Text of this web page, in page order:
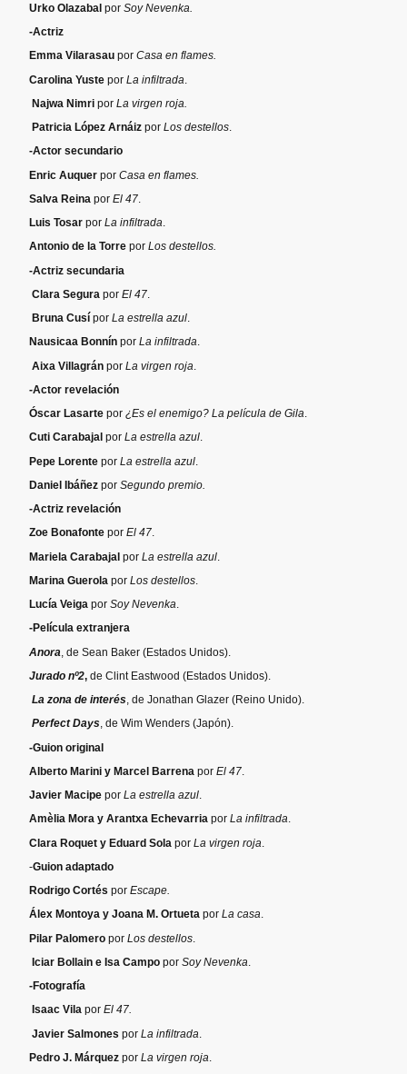
Urko Olazabal por Soy Nevenka.
-Actriz
Emma Vilarasau por Casa en flames.
Carolina Yuste por La infiltrada
Najwa Nimri por La virgen roja.
Patricia López Arnáiz por Los destellos.
-Actor secundario
Enric Auquer por Casa en flames.
Salva Reina por El 47
Luis Tosar por La infiltrada.
Antonio de la Torre por Los destellos.
-Actriz secundaria
Clara Segura por El 47
Bruna Cusí por La estrella azul.
Nausicaa Bonnín por La infiltrada.
Aixa Villagrán por La virgen roja
-Actor revelación
Óscar Lasarte por ¿Es el enemigo? La película de Gila.
Cuti Carabajal por La estrella azul.
Pepe Lorente por La estrella azul
Daniel Ibáñez por Segundo premio.
-Actriz revelación
Zoe Bonafonte por El 47.
Mariela Carabajal por La estrella azul
Marina Guerola por Los destellos
Lucía Veiga por Soy Nevenka.
-Película extranjera
Anora , de Sean Baker (Estados Unidos).
Jurado nº2, de Clint Eastwood (Estados Unidos).
La zona de interés, de Jonathan Glazer (Reino Unido).
Perfect Days, de Wim Wenders (Japón).
-Guion original
Alberto Marini y Marcel Barrena por El 47
Javier Macipe por La estrella azul.
Amèlia Mora y Arantxa Echevarria por La infiltrada.
Clara Roquet y Eduard Sola por La virgen roja
-Guion adaptado
Rodrigo Cortés por Escape.
Álex Montoya y Joana M. Ortueta por La casa.
Pilar Palomero por Los destellos
Iciar Bollain e Isa Campo por Soy Nevenka
-Fotografía
Isaac Vila por El 47.
Javier Salmones por La infiltrada
Pedro J. Márquez por La virgen roja